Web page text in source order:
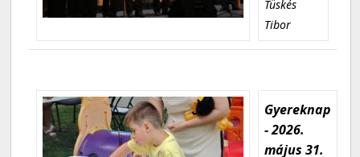
Tüskés
Tibor
Gyereknap
- 2026.
május 31.